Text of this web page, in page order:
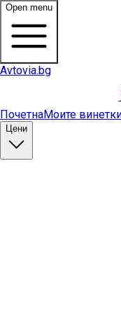
Open menu
Avtovia.bg
ПочетнаМоите
Цени